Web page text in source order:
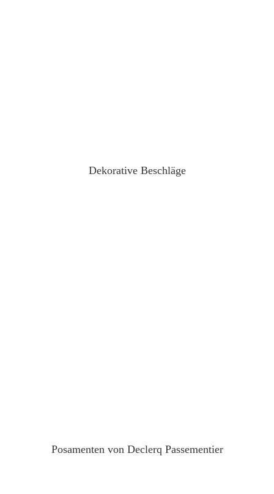
Dekorative Beschläge
Posamenten von Declerq Passementier